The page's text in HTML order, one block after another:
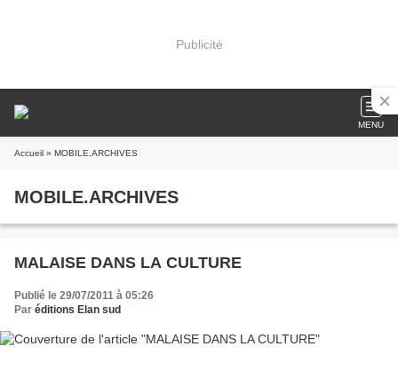
Publicité
MENU
Accueil » MOBILE.ARCHIVES
MOBILE.ARCHIVES
MALAISE DANS LA CULTURE
Publié le 29/07/2011 à 05:26
Par éditions Elan sud